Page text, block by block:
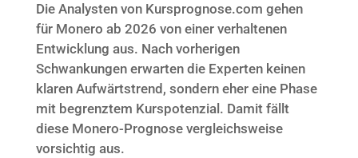
Die Analysten von Kursprognose.com gehen
für Monero ab 2026 von einer verhaltenen
Entwicklung aus. Nach vorherigen
Schwankungen erwarten die Experten keinen
klaren Aufwärtstrend, sondern eher eine Phase
mit begrenztem Kurspotenzial. Damit fällt
diese Monero-Prognose vergleichsweise
vorsichtig aus.